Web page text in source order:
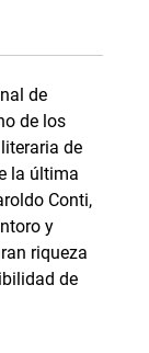
de
de los
de
la última
Conti,
y
riqueza
de